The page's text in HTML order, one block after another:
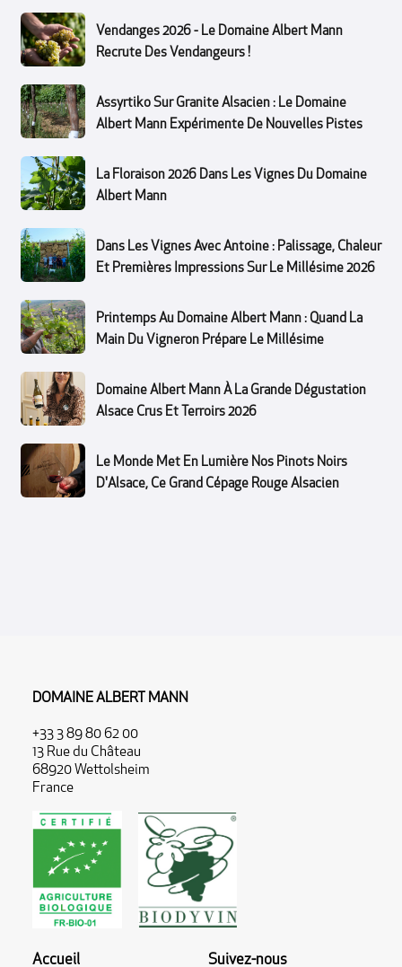
Vendanges 2026 - Le Domaine Albert Mann
Recrute Des Vendangeurs !
Assyrtiko Sur Granite Alsacien : Le Domaine
Albert Mann Expérimente De Nouvelles Pistes
La Floraison 2026 Dans Les Vignes Du Domaine
Albert Mann
Dans Les Vignes Avec Antoine : Palissage, Chaleur
Et Premières Impressions Sur Le Millésime 2026
Printemps Au Domaine Albert Mann : Quand La
Main Du Vigneron Prépare Le Millésime
Domaine Albert Mann À La Grande Dégustation
Alsace Crus Et Terroirs 2026
Le Monde Met En Lumière Nos Pinots Noirs
D'Alsace, Ce Grand Cépage Rouge Alsacien
DOMAINE ALBERT MANN
+33 3 89 80 62 00
13 Rue du Château
68920 Wettolsheim
France
Accueil Suivez-nous